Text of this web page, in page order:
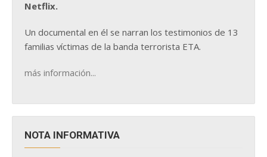
Netflix.
Un documental en él se narran los testimonios de 13
familias víctimas de la banda terrorista ETA.
más información...
NOTA INFORMATIVA